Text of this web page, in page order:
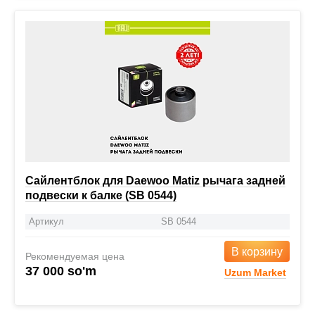
Сайлентблок для Daewoo Matiz рычага задней
подвески к балке (SB 0544)
Артикул SB 0544
Рекомендуемая цена
37 000 so'm
В корзину
Uzum Market